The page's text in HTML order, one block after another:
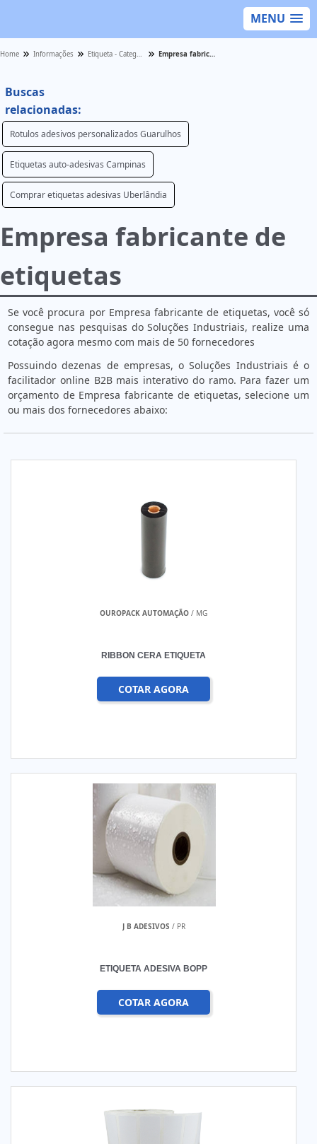
MENU
Home Informações Etiqueta - Categoria Empresa fabricante de etiquetas
Buscas
relacionadas:
Rotulos adesivos personalizados Guarulhos
Etiquetas auto-adesivas Campinas
Comprar etiquetas adesivas Uberlândia
Empresa fabricante de
etiquetas
Se você procura por Empresa fabricante de etiquetas, você só
consegue nas pesquisas do Soluções Industriais, realize uma
cotação agora mesmo com mais de 50 fornecedores
Possuindo dezenas de empresas, o Soluções Industriais é o
facilitador online B2B mais interativo do ramo. Para fazer um
orçamento de Empresa fabricante de etiquetas, selecione um
ou mais dos fornecedores abaixo:
OUROPACK AUTOMAÇÃO / MG
RIBBON CERA ETIQUETA
COTAR AGORA
J B ADESIVOS / PR
ETIQUETA ADESIVA BOPP
COTAR AGORA